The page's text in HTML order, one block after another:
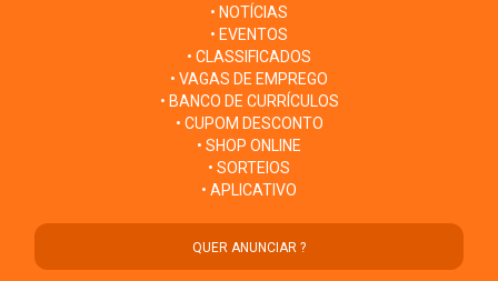
• NOTÍCIAS
• EVENTOS
• CLASSIFICADOS
• VAGAS DE EMPREGO
• BANCO DE CURRÍCULOS
• CUPOM DESCONTO
• SHOP ONLINE
• SORTEIOS
• APLICATIVO
QUER ANUNCIAR ?